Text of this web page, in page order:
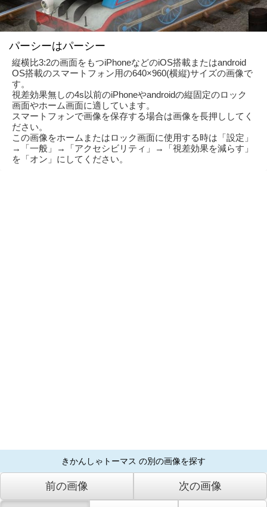
パーシーはパーシー
縦横比3:2の画面をもつiPhoneなどのiOS搭載またはandroid
OS搭載のスマートフォン用の640×960(横縦)サイズの画像で
す。
視差効果無しの4s以前のiPhoneやandroidの縦固定のロック
画面やホーム画面に適しています。
スマートフォンで画像を保存する場合は画像を長押ししてく
ださい。
この画像をホームまたはロック画面に使用する時は「設定」
→「一般」→「アクセシビリティ」→「視差効果を減らす」
を「オン」にしてください。
きかんしゃトーマス の別の画像を探す
前の画像 次の画像